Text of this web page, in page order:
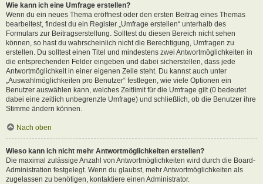
Wie kann ich eine Umfrage erstellen?
Wenn du ein neues Thema eröffnest oder den ersten Beitrag eines Themas
bearbeitest, findest du ein Register „Umfrage erstellen“ unterhalb des
Formulars zur Beitragserstellung. Solltest du diesen Bereich nicht sehen
können, so hast du wahrscheinlich nicht die Berechtigung, Umfragen zu
erstellen. Du solltest einen Titel und mindestens zwei Antwortmöglichkeiten in
die entsprechenden Felder eingeben und dabei sicherstellen, dass jede
Antwortmöglichkeit in einer eigenen Zeile steht. Du kannst auch unter
„Auswahlmöglichkeiten pro Benutzer“ festlegen, wie viele Optionen ein
Benutzer auswählen kann, welches Zeitlimit für die Umfrage gilt (0 bedeutet
dabei eine zeitlich unbegrenzte Umfrage) und schließlich, ob die Benutzer ihre
Stimme ändern können.
Nach oben
Wieso kann ich nicht mehr Antwortmöglichkeiten erstellen?
Die maximal zulässige Anzahl von Antwortmöglichkeiten wird durch die Board-
Administration festgelegt. Wenn du glaubst, mehr Antwortmöglichkeiten als
zugelassen zu benötigen, kontaktiere einen Administrator.